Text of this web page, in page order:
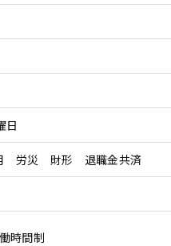
日
労災 財形 退職金共済
時間制